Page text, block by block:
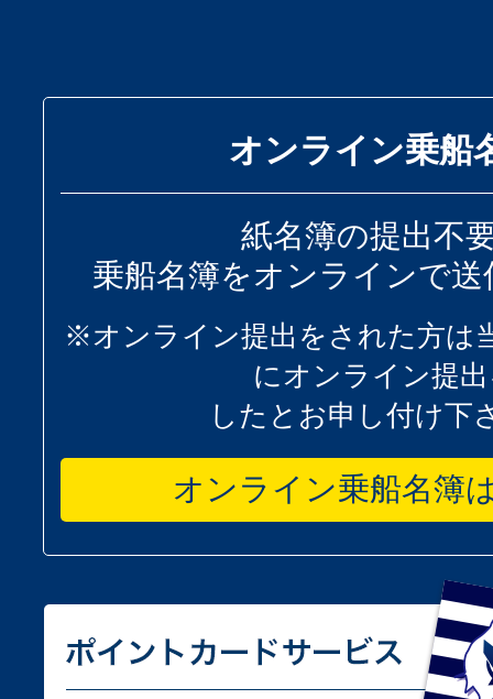
オンライン乗船
紙名簿の提出不
乗船名簿をオンラインで
※オンライン提出をされた方は
にオンライン提
したとお申し付け下
オンライン乗船名簿